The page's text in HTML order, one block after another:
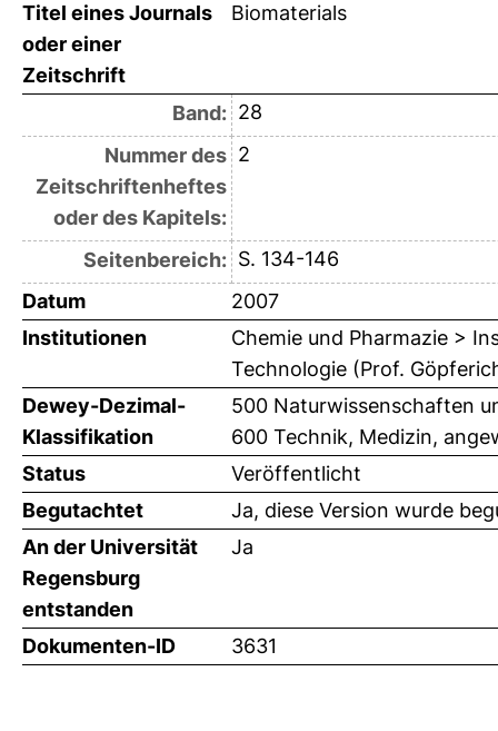
Titel eines Journals
oder einer
Zeitschrift
Biomaterials
Band: 28
Nummer des
Zeitschriftenheftes
oder des Kapitels:
2
Seitenbereich: S. 134-146
Datum
2007
Institutionen
Chemie und Pharmazie >
Technologie (Prof.
Dewey-Dezimal-
Klassifikation
500 Naturwissenschaften
600 Technik, Medizin,
Status
Veröffentlicht
Begutachtet
Ja, diese Version wurde
An der Universität
Regensburg
entstanden
Ja
Dokumenten-ID 3631